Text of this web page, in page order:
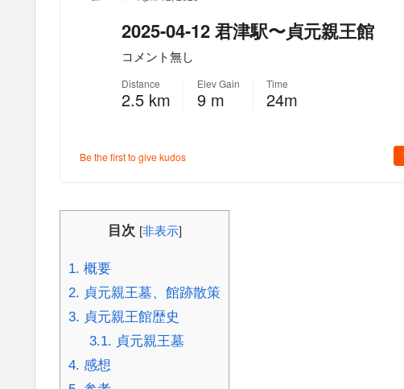
目次 [非表示]
1. 概要
2. 貞元親王墓、館跡散策
3. 貞元親王館歴史
3.1. 貞元親王墓
4. 感想